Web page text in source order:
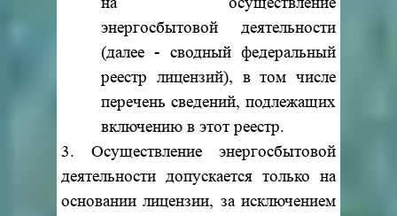
энергосбытовой деятельности
(далее - сводный федеральный
реестр лицензий), в том числе
перечень сведений, подлежащих
включению в этот реестр.
3. Осуществление энергосбытовой
деятельности допускается только на
основании лицензии, за исключением